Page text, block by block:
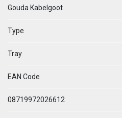
Gouda Kabelgoot
Type
Tray
EAN Code
08719972026612